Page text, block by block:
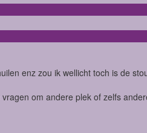
enz zou ik wellicht toch is de
om andere plek of zelfs